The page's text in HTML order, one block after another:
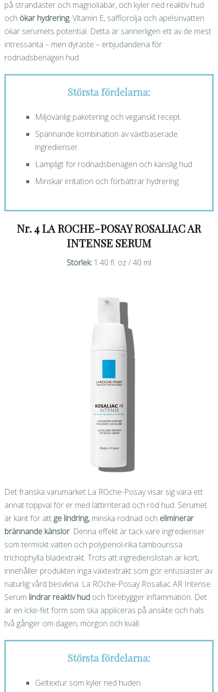
på strandaster och magnoliabär, och kyler ned reaktiv hud
och ökar hydrering. Vitamin E, safflorolja och apelsinvatten
ökar serumets potential. Detta är sannerligen ett av de mest
intressanta – men dyraste – erbjudandena för
rodnadsbenägen hud.
Största fördelarna:
Miljövänlig paketering och veganskt recept.
Spännande kombination av växtbaserade
ingredienser.
Lämpligt för rodnadsbenägen och känslig hud.
Minskar irritation och förbättrar hydrering.
Nr. 4 LA ROCHE-POSAY ROSALIAC AR
INTENSE SERUM
Storlek: 1.40 fl. oz / 40 ml
Det franska varumärket La ROche-Posay visar sig vara ett
annat toppval för er med lättirriterad och röd hud. Serumet
är känt för att ge lindring, minska rodnad och eliminerar
brännande känslor. Denna effekt är tack vare ingredienser
som termiskt vatten och polypenol-rika tambourissa
trichophylla bladextrakt. Trots att ingredienslistan är kort,
innehåller produkten inga växtextrakt som gör entusiaster av
naturlig vård besvikna. La ROche-Posay Rosaliac AR Intense
Serum lindrar reaktiv hud och förebygger inflammation. Det
är en icke-fet form som ska appliceras på ansikte och hals
två gånger om dagen, morgon och kväll.
Största fördelarna:
Geltextur som kyler ned huden.